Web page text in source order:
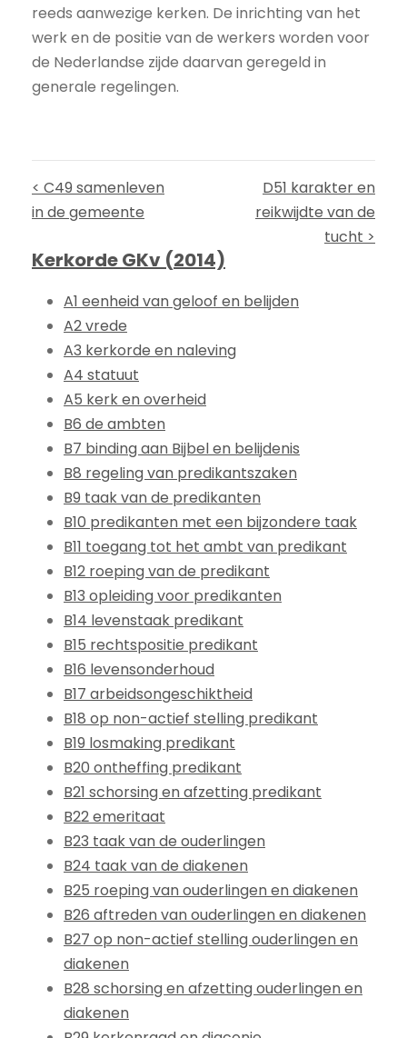
reeds aanwezige kerken. De inrichting van het
werk en de positie van de werkers worden voor
de Nederlandse zijde daarvan geregeld in
generale regelingen.
< C49 samenleven
in de gemeente
D51 karakter en
reikwijdte van de
tucht >
Kerkorde GKv (2014)
A1 eenheid van geloof en belijden
A2 vrede
A3 kerkorde en naleving
A4 statuut
A5 kerk en overheid
B6 de ambten
B7 binding aan Bijbel en belijdenis
B8 regeling van predikantszaken
B9 taak van de predikanten
B10 predikanten met een bijzondere taak
B11 toegang tot het ambt van predikant
B12 roeping van de predikant
B13 opleiding voor predikanten
B14 levenstaak predikant
B15 rechtspositie predikant
B16 levensonderhoud
B17 arbeidsongeschiktheid
B18 op non-actief stelling predikant
B19 losmaking predikant
B20 ontheffing predikant
B21 schorsing en afzetting predikant
B22 emeritaat
B23 taak van de ouderlingen
B24 taak van de diakenen
B25 roeping van ouderlingen en diakenen
B26 aftreden van ouderlingen en diakenen
B27 op non-actief stelling ouderlingen en
diakenen
B28 schorsing en afzetting ouderlingen en
diakenen